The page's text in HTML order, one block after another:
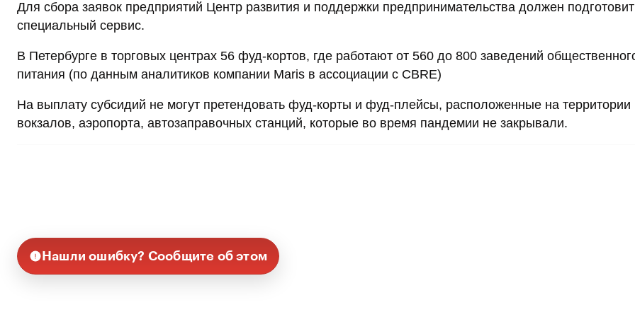
Для сбора заявок предприятий Центр развития и поддержки предпринимательства должен
специальный сервис.
В Петербурге в торговых центрах 56 фуд-кортов, где работают от 560 до 800 заведений
питания (по данным аналитиков компании Maris в ассоциации с CBRE)
На выплату субсидий не могут претендовать фуд-корты и фуд-плейсы, расположенные на территории
вокзалов, аэропорта, автозаправочных станций, которые во время пандемии не закрывали.
Нашли ошибку? Сообщите об этом